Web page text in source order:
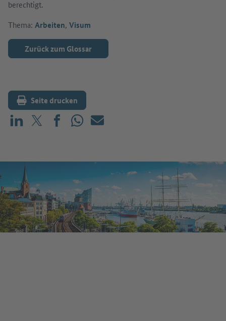
berechtigt.
Thema: Arbeiten, Visum
Zurück zum Glossar
Seite drucken
Teilen auf LinkedIn
Teilen auf X (vorher: Twitter)
Teilen auf Facebook
Teilen auf WhatsApp
Mailen